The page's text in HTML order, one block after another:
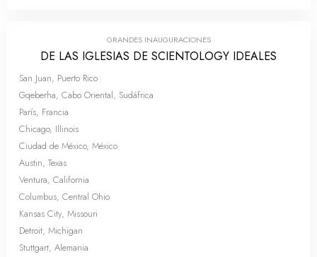
GRANDES INAUGURACIONES
DE LAS IGLESIAS DE SCIENTOLOGY IDEALES
San Juan, Puerto Rico
Gqeberha, Cabo Oriental, Sudáfrica
París, Francia
Chicago, Illinois
Ciudad de México, México
Austin, Texas
Ventura, California
Columbus, Central Ohio
Kansas City, Missouri
Detroit, Michigan
Stuttgart, Alemania